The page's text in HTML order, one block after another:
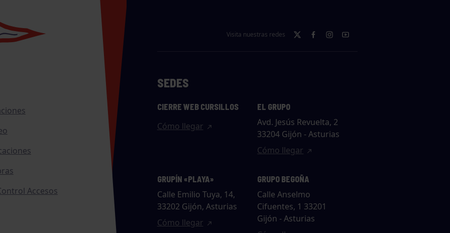
Accesos
Visita nuestras redes
SEDES
CIERRE WEB CURSILLOS
Cómo llegar
EL GRUPO
Avd. Jesús Revuelta, 2
33204 Gijón - Asturias
Cómo llegar
GRUPÍN «PLAYA»
Calle Emilio Tuya, 14,
33202 Gijón, Asturias
Cómo llegar
GRUPO BEGOÑA
Calle Anselmo
Cifuentes, 1 33201
Gijón - Asturias